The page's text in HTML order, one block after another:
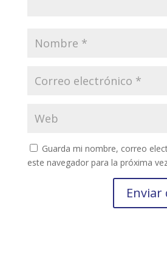
Guarda mi nombre, correo
este navegador para la próxima